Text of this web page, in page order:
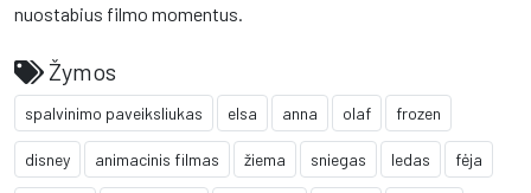
nuostabius filmo momentus.
Žymos
spalvinimo paveiksliukas elsa anna olaf frozen
disney animacinis filmas žiema sniegas ledas fėja